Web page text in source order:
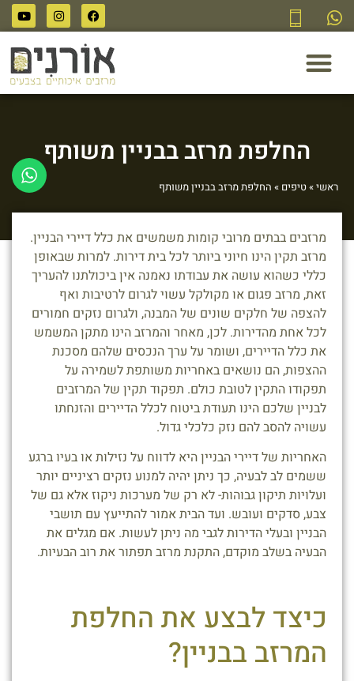
לתוכן
החלפת מרזב בבניין משותף
ראשי»טיפים » החלפת מרזב בבניין משותף
מרזבים בבתים מרובי קומות משמשים את כלל דיירי הבניין.
מרזב תקין הינו חיוני ביותר לכל בית דירות. למרות שבאופן
כללי כשהוא עושה את עבודתו נאמנה אין ביכולתנו להעריך
זאת, מרזב פגום או מקולקל עשוי לגרום לרטיבות ואף
להצפה של חלקים שונים של המבנה, ולגרום נזקים חמורים
לכל אחת מהדירות. לכן, מאחר והמרזב הינו מתקן המשמש
את כלל הדיירים, ושומר על ערך הנכסים שלהם מסכנת
ההצפות, הם נושאים באחריות משותפת לשמירה על
תפקודו התקין לטובת כולם. תפקוד תקין של המרזבים
לבניין שלכם הינו תעודת ביטוח לכלל הדיירים והזנחתו
עשויה להסב להם נזק כלכלי גדול.
האחריות של דיירי הבניין היא לדווח על נזילות או בעיו ברגע
ששמים לב לבעיה, כך ניתן יהיה למנוע נזקים רציניים יותר
ועלויות תיקון גבוהות- לא רק של מערכות ניקוז אלא גם של
צבע, סדקים ועובש. ועד הבית אמור להתייעץ עם תושבי
הבניין ובעלי הדירות לגבי מה ניתן לעשות. אם מגלים את
הבעיה בשלב מוקדם, התקנת מרזב תפתור את רוב הבעיות.
כיצד לבצע את החלפת
המרזב בבניין?